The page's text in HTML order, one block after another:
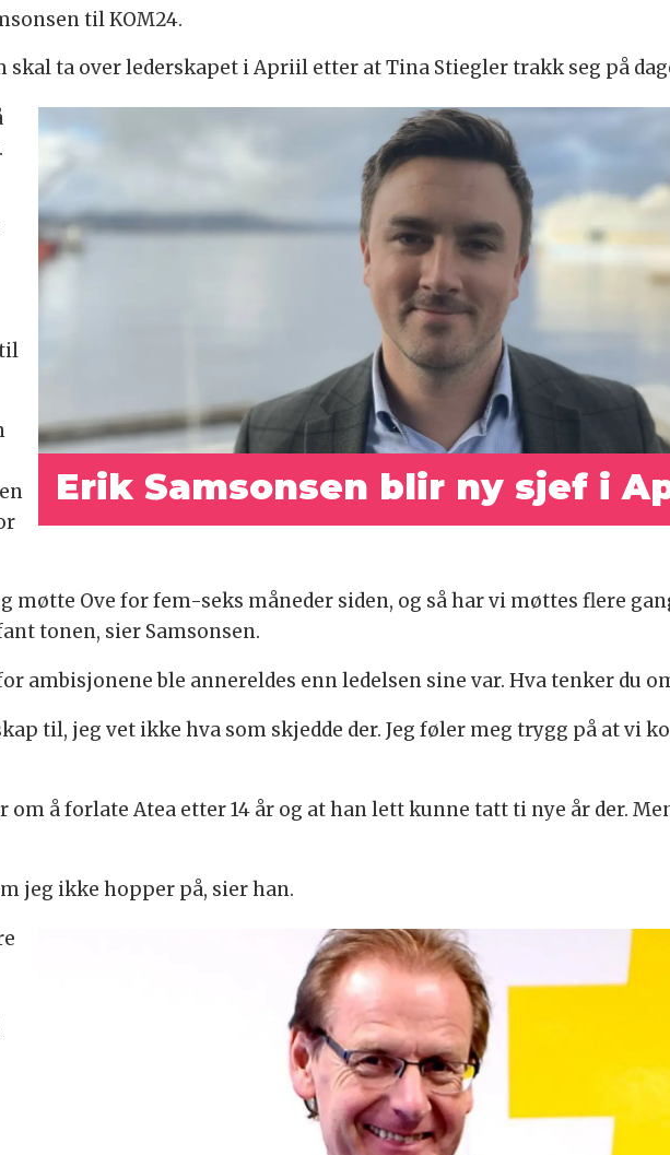
til KOM24.
skal ta over lederskapet i Apriil etter at Tina Stiegler trakk seg på
Erik Samsonsen blir ny sjef i
møtte Ove for fem-seks måneder siden, og så har vi møttes flere
tonen, sier Samsonsen.
ambisjonene ble annereldes enn ledelsen sine var. Hva tenker du
til, jeg vet ikke hva som skjedde der. Jeg føler meg trygg på at vi
om å forlate Atea etter 14 år og at han lett kunne tatt ti nye år der.
jeg ikke hopper på, sier han.